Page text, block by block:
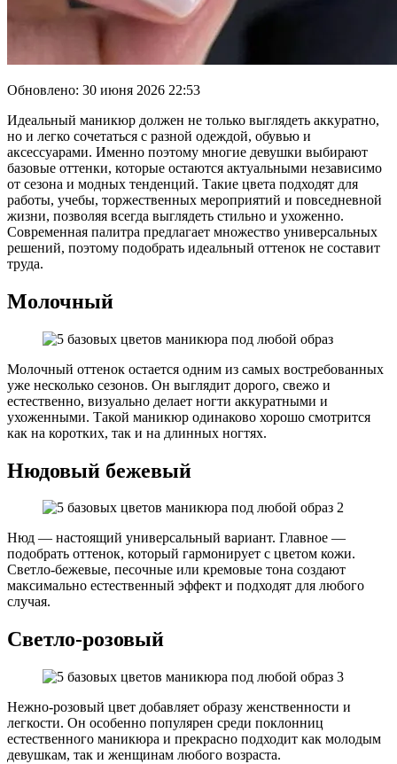
Обновлено: 30 июня 2026 22:53
Идеальный маникюр должен не только выглядеть аккуратно,
но и легко сочетаться с разной одеждой, обувью и
аксессуарами. Именно поэтому многие девушки выбирают
базовые оттенки, которые остаются актуальными независимо
от сезона и модных тенденций. Такие цвета подходят для
работы, учебы, торжественных мероприятий и повседневной
жизни, позволяя всегда выглядеть стильно и ухоженно.
Современная палитра предлагает множество универсальных
решений, поэтому подобрать идеальный оттенок не составит
труда.
Молочный
Молочный оттенок остается одним из самых востребованных
уже несколько сезонов. Он выглядит дорого, свежо и
естественно, визуально делает ногти аккуратными и
ухоженными. Такой маникюр одинаково хорошо смотрится
как на коротких, так и на длинных ногтях.
Нюдовый бежевый
Нюд — настоящий универсальный вариант. Главное —
подобрать оттенок, который гармонирует с цветом кожи.
Светло-бежевые, песочные или кремовые тона создают
максимально естественный эффект и подходят для любого
случая.
Светло-розовый
Нежно-розовый цвет добавляет образу женственности и
легкости. Он особенно популярен среди поклонниц
естественного маникюра и прекрасно подходит как молодым
девушкам, так и женщинам любого возраста.